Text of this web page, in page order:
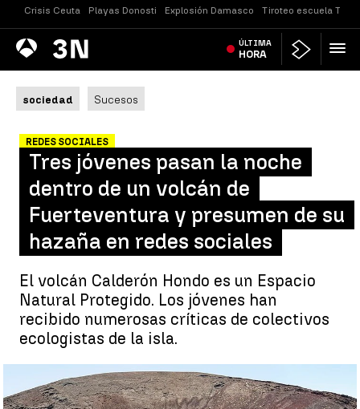
Crisis Ceuta Playas Donosti Explosión Damasco Tiroteo escuela
Antena
3 Noticias ÚLTIMA
HORA
sociedad Sucesos
REDES SOCIALES
Tres jóvenes pasan la noche
dentro de un volcán de
Fuerteventura y presumen de su
hazaña en redes sociales
El volcán Calderón Hondo es un Espacio
Natural Protegido. Los jóvenes han
recibido numerosas críticas de colectivos
ecologistas de la isla.
Así pasaron la noche en el volcán Calderón Hondo |